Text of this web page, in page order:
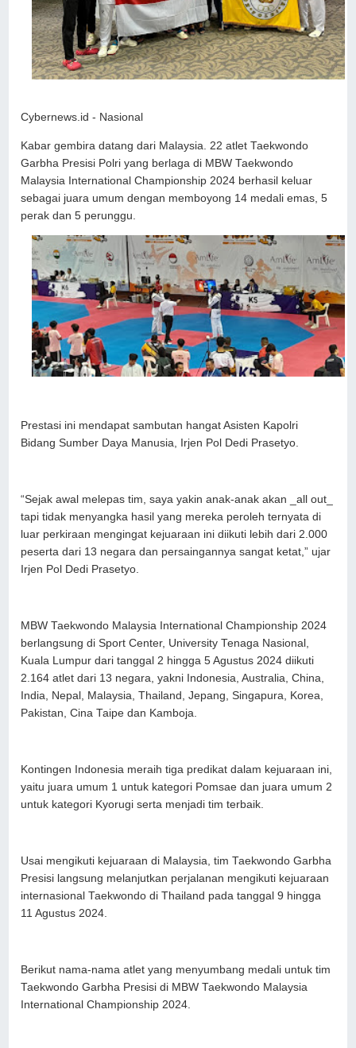
Cybernews.id - Nasional
Kabar gembira datang dari Malaysia. 22 atlet Taekwondo
Garbha Presisi Polri yang berlaga di MBW Taekwondo
Malaysia International Championship 2024 berhasil keluar
sebagai juara umum dengan memboyong 14 medali emas, 5
perak dan 5 perunggu.
Prestasi ini mendapat sambutan hangat Asisten Kapolri
Bidang Sumber Daya Manusia, Irjen Pol Dedi Prasetyo.
“Sejak awal melepas tim, saya yakin anak-anak akan _all out_
tapi tidak menyangka hasil yang mereka peroleh ternyata di
luar perkiraan mengingat kejuaraan ini diikuti lebih dari 2.000
peserta dari 13 negara dan persaingannya sangat ketat,” ujar
Irjen Pol Dedi Prasetyo.
MBW Taekwondo Malaysia International Championship 2024
berlangsung di Sport Center, University Tenaga Nasional,
Kuala Lumpur dari tanggal 2 hingga 5 Agustus 2024 diikuti
2.164 atlet dari 13 negara, yakni Indonesia, Australia, China,
India, Nepal, Malaysia, Thailand, Jepang, Singapura, Korea,
Pakistan, Cina Taipe dan Kamboja.
Kontingen Indonesia meraih tiga predikat dalam kejuaraan ini,
yaitu juara umum 1 untuk kategori Pomsae dan juara umum 2
untuk kategori Kyorugi serta menjadi tim terbaik.
Usai mengikuti kejuaraan di Malaysia, tim Taekwondo Garbha
Presisi langsung melanjutkan perjalanan mengikuti kejuaraan
internasional Taekwondo di Thailand pada tanggal 9 hingga
11 Agustus 2024.
Berikut nama-nama atlet yang menyumbang medali untuk tim
Taekwondo Garbha Presisi di MBW Taekwondo Malaysia
International Championship 2024.